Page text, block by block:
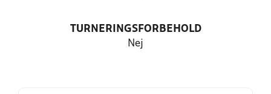
TURNERINGSFORBEHOLD
Nej